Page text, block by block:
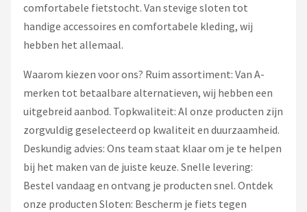
comfortabele fietstocht. Van stevige sloten tot
handige accessoires en comfortabele kleding, wij
hebben het allemaal.
Waarom kiezen voor ons? Ruim assortiment: Van A-
merken tot betaalbare alternatieven, wij hebben een
uitgebreid aanbod. Topkwaliteit: Al onze producten zijn
zorgvuldig geselecteerd op kwaliteit en duurzaamheid.
Deskundig advies: Ons team staat klaar om je te helpen
bij het maken van de juiste keuze. Snelle levering:
Bestel vandaag en ontvang je producten snel. Ontdek
onze producten Sloten: Bescherm je fiets tegen